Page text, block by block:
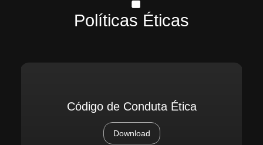
Políticas Éticas
Código de Conduta Ética
Download